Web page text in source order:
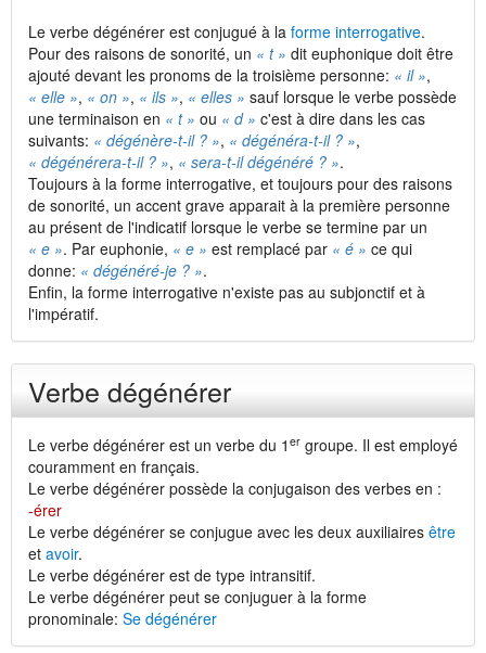
Le verbe dégénérer est conjugué à la forme interrogative.
Pour des raisons de sonorité, un « t » dit euphonique doit être
ajouté devant les pronoms de la troisième personne: « il »,
« elle », « on », « ils », « elles » sauf lorsque le verbe possède
une terminaison en « t » ou « d » c'est à dire dans les cas
suivants: « dégénère-t-il ? », « dégénéra-t-il ? »,
« dégénérera-t-il ? », « sera-t-il dégénéré ? ».
Toujours à la forme interrogative, et toujours pour des raisons
de sonorité, un accent grave apparait à la première personne
au présent de l'indicatif lorsque le verbe se termine par un
« e ». Par euphonie, « e » est remplacé par « é » ce qui
donne: « dégénéré-je ? ».
Enfin, la forme interrogative n'existe pas au subjonctif et à
l'impératif.
Verbe dégénérer
Le verbe dégénérer est un verbe du 1 er groupe. Il est employé
couramment en français.
Le verbe dégénérer possède la conjugaison des verbes en :
-érer
Le verbe dégénérer se conjugue avec les deux auxiliaires être
et avoir.
Le verbe dégénérer est de type intransitif.
Le verbe dégénérer peut se conjuguer à la forme
pronominale: Se dégénérer